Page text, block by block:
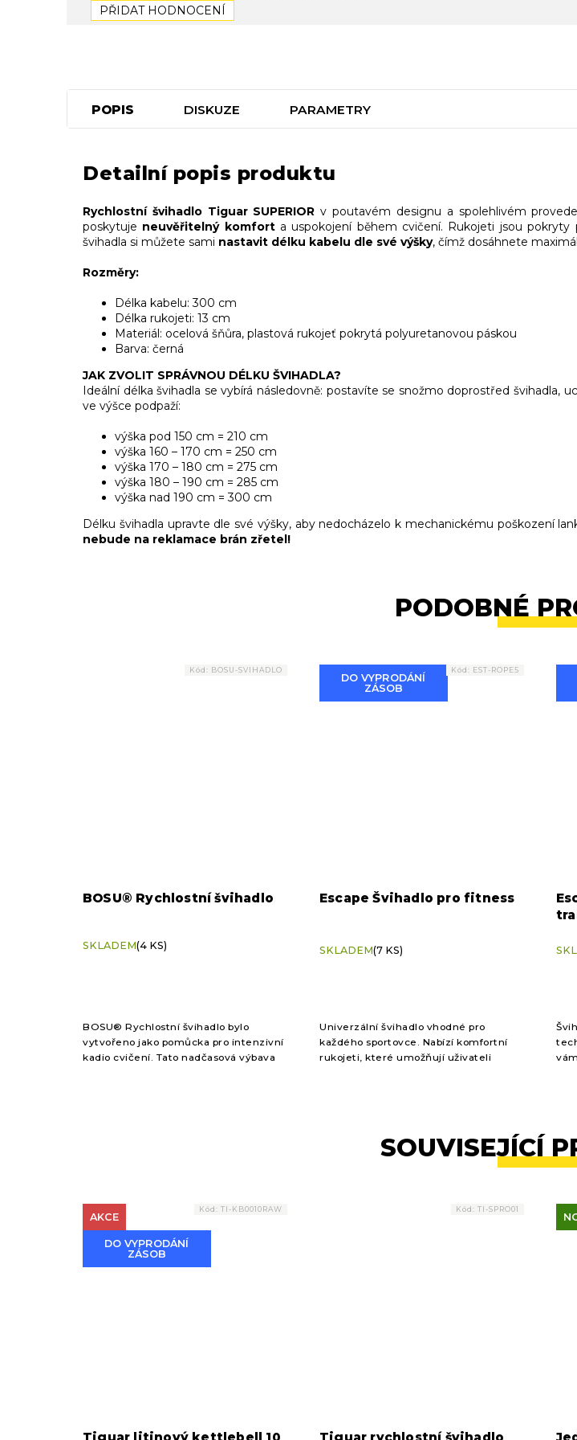
PŘIDAT HODNOCENÍ
POPIS DISKUZE PARAMETRY
Detailní popis produktu
Rychlostní švihadlo Tiguar SUPERIOR v poutavém designu a spolehlivém
poskytuje neuvěřitelný komforta uspokojení během cvičení. Rukojeti jsou pokryty
švihadla si můžete sami nastavit délku kabelu dle své výšky, čímž dosáhnete
Rozměry:
Délka kabelu: 300 cm
Délka rukojeti: 13 cm
Materiál: ocelová šňůra, plastová rukojeť pokrytá polyuretanovou páskou
Barva: černá
JAK ZVOLIT SPRÁVNOU DÉLKU ŠVIHADLA?
Ideální délka švihadla se vybírá následovně: postavíte se snožmo doprostřed
ve výšce podpaží:
výška pod 150 cm = 210 cm
výška 160 – 170 cm = 250 cm
výška 170 – 180 cm = 275 cm
výška 180 – 190 cm = 285 cm
výška nad 190 cm = 300 cm
Délku švihadla upravte dle své výšky, aby nedocházelo k mechanickému poškození
nebude na reklamace brán zřetel!
PODOBNÉ
BOSU® Rychlostní švihadlo
hodnocení
5
hvězdiček.
SKLADEM(4 KS)
BOSU® Rychlostní švihadlo bylo
vytvořeno jako pomůcka pro intenzivní
kadio cvičení. Tato nadčasová výbava
Kód: BOSU-SVIHADLO
DO VYPRODÁNÍ
ZÁSOB
Escape Švihadlo pro fitness
SKLADEM(7 KS)
Univerzální švihadlo vhodné pro
každého sportovce. Nabízí komfortní
rukojeti, které umožňují uživateli
Kód: EST-ROPE5
SOUVISEJÍCÍ
AKCE
DO VYPRODÁNÍ
ZÁSOB
Kód: TI-KB0010RAW Kód: TI-SPRO01